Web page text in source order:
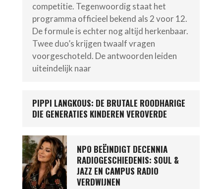
competitie. Tegenwoordig staat het
programma officieel bekend als 2 voor 12.
De formule is echter nog altijd herkenbaar.
Twee duo’s krijgen twaalf vragen
voorgeschoteld. De antwoorden leiden
uiteindelijk naar
PIPPI LANGKOUS: DE BRUTALE ROODHARIGE
DIE GENERATIES KINDEREN VEROVERDE
NPO BEËINDIGT DECENNIA
RADIOGESCHIEDENIS: SOUL &
JAZZ EN CAMPUS RADIO
VERDWIJNEN